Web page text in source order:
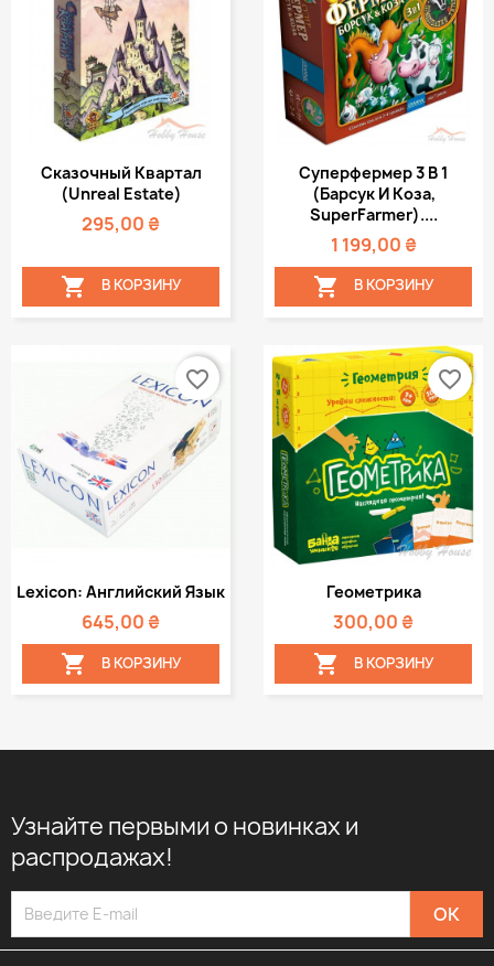
Сказочный Квартал
(Unreal Estate)
295,00 ₴
 В КОРЗИНУ
Суперфермер 3 В 1
(Барсук И Коза,
SuperFarmer)....
1 199,00 ₴
 В КОРЗИНУ
Lexicon: Английский Язык
645,00 ₴
 В КОРЗИНУ
favorite_border
Геометрика
300,00 ₴
 В КОРЗИНУ
favorite_border
Узнайте первыми о новинках и
распродажах!